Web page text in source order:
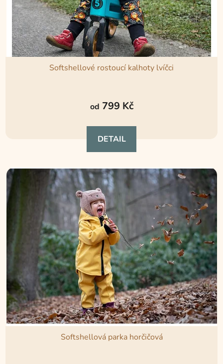
Softshellové rostoucí kalhoty lvíčci
hodnocení
je
5,0
z
5
hvězdiček.
od 799 Kč
DETAIL
Softshellová parka horčičová